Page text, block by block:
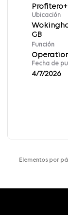
Profitero+
Ubicación
Función
Fecha de
4/7/2026
Elementos por